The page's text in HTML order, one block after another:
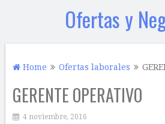
Ofertas y
Home Ofertas laborales
GERENTE OPERATIVO
4 noviembre, 2016